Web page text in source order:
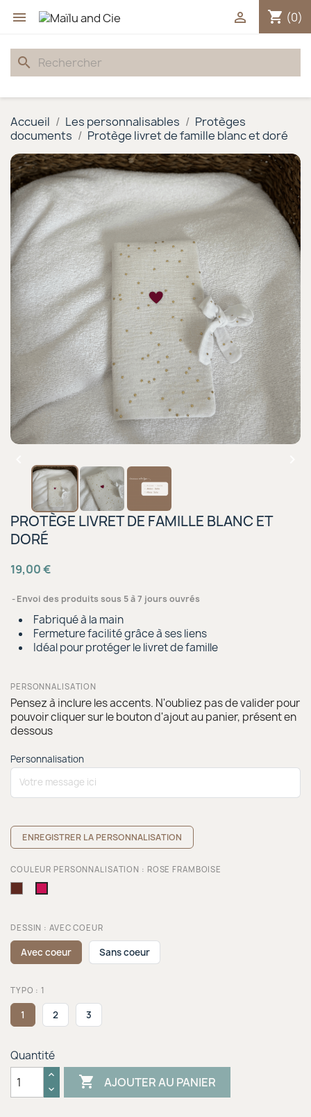
 shopping_cart (0)

search
Accueil Les personnalisables
Protèges
documents
Protège livret de famille blanc et doré
PROTÈGE LIVRET DE FAMILLE BLANC ET
DORÉ
19,00 €
Envoi des produits sous 5 à 7 jours ouvrés
Fabriqué à la main
Fermeture facilité grâce à ses liens
Idéal pour protéger le livret de famille
PERSONNALISATION
Pensez à inclure les accents. N'oubliez pas de valider pour
pouvoir cliquer sur le bouton d'ajout au panier, présent en
dessous
Personnalisation
ENREGISTRER LA PERSONNALISATION
COULEUR PERSONNALISATION : ROSE FRAMBOISE
DESSIN : AVEC COEUR
Avec coeur Sans coeur
TYPO : 1
1 2 3
Quantité
 AJOUTER AU PANIER